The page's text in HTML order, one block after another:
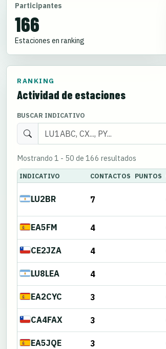
Participantes
166
Estaciones en ranking
RANKING
Actividad de estaciones
BUSCAR INDICATIVO
Mostrando 1 - 50 de 166 resultados
INDICATIVO CONTACTOS PUNTOS
LU2BR 7
EA5FM 4
CE2JZA 4
LU8LEA 4
EA2CYC 3
CA4FAX 3
EA5JQE 3